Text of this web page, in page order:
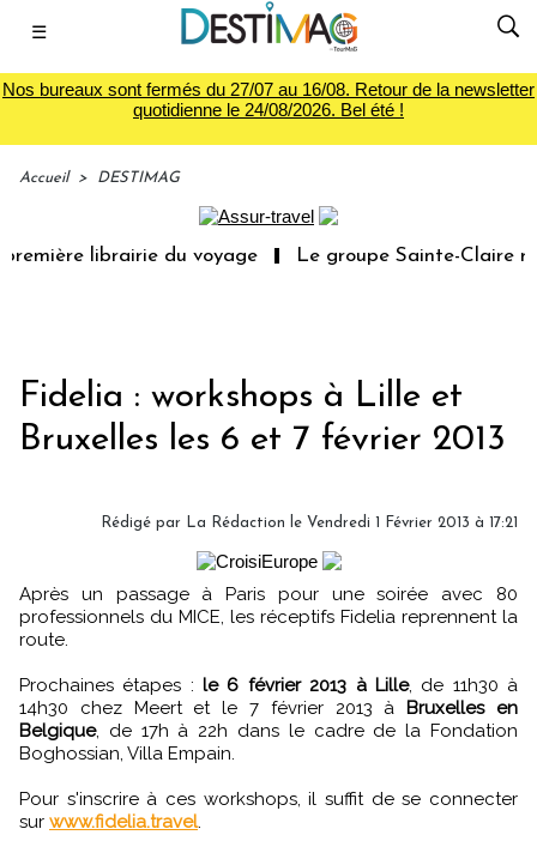
☰
Nos bureaux sont fermés du 27/07 au 16/08. Retour de la newsletter
quotidienne le 24/08/2026. Bel été !
Accueil > DESTIMAG
librairie du voyage Le groupe Sainte-Claire
Fidelia : workshops à Lille et
Bruxelles les 6 et 7 février 2013
Rédigé par La Rédaction le Vendredi 1 Février 2013 à 17:21
Après un passage à Paris pour une soirée avec 80
professionnels du MICE, les réceptifs Fidelia reprennent la
route.
Prochaines étapes : le 6 février 2013 à Lille, de 11h30 à
14h30 chez Meert et le 7 février 2013 à Bruxelles en
Belgique, de 17h à 22h dans le cadre de la Fondation
Boghossian, Villa Empain.
Pour s'inscrire à ces workshops, il suffit de se connecter
sur www.fidelia.travel.